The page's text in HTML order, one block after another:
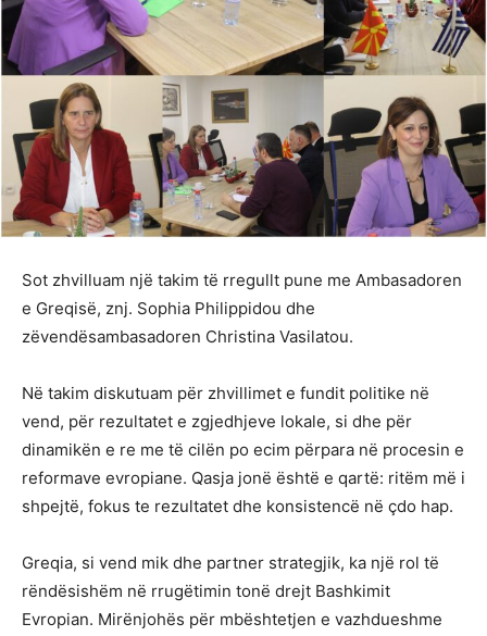
Sot zhvilluam një takim të rregullt pune me Ambasadoren
e Greqisë, znj. Sophia Philippidou dhe
zëvendësambasadoren Christina Vasilatou.
Në takim diskutuam për zhvillimet e fundit politike në
vend, për rezultatet e zgjedhjeve lokale, si dhe për
dinamikën e re me të cilën po ecim përpara në procesin e
reformave evropiane. Qasja jonë është e qartë: ritëm më i
shpejtë, fokus te rezultatet dhe konsistencë në çdo hap.
Greqia, si vend mik dhe partner strategjik, ka një rol të
rëndësishëm në rrugëtimin tonë drejt Bashkimit
Evropian. Mirënjohës për mbështetjen e vazhdueshme